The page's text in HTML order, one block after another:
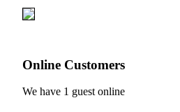
Online Customers
We have 1 guest online